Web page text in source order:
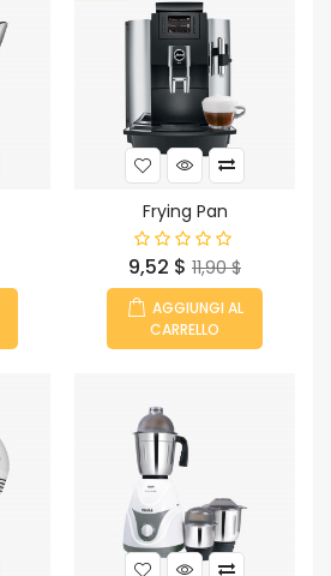
Frying Pan
Prezzo
9,52 $ Prezzo
base
11,90 $
AGGIUNGI AL
CARRELLO